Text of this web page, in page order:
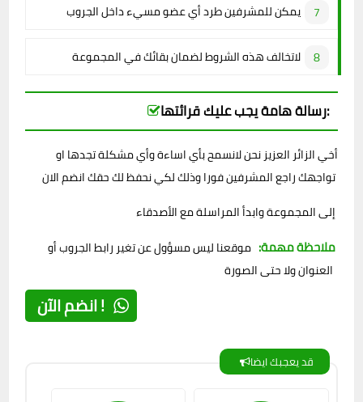
يمكن للمشرفين طرد أي عضو مسيء داخل الجروب
لاتخالف هذه الشروط لضمان بقائك في المجموعة
رسالة هامة يجب عليك قرائتها:
أخي الزائر العزيز نحن لانسمح بأي اساءة وأي مشكلة تجدها او
ملاحظة مهمة: موقعنا ليس مسؤول عن تغير رابط الجروب أو
انضم الآن !
قد يعجبك ايضا